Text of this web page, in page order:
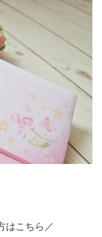
はこちら／